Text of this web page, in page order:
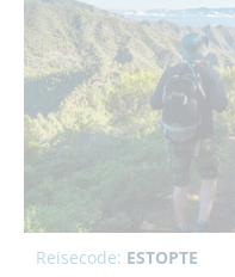
Reisecode: ESTOPTE